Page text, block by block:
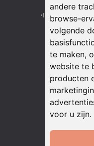
andere
browse-
volgende
te maken,
website te
producten
voor u zijn.